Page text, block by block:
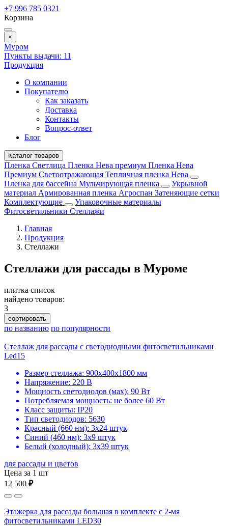
+7 996 785 0321
Корзина
×
Муром
Пункты выдачи: 11
Продукция
О компании
Покупателю
Как заказать
Доставка
Контакты
Вопрос-ответ
Блог
Каталог товаров
Пленка Светлица Пленка Нева премиум Пленка Нева
Премиум Светоотражающая Тепличная пленка Нева
Пленка для бассейна Мульчирующая пленка
Укрывной
материал Армированная пленка Агроспан Затеняющие сетки
Комплектующие
Упаковочные материалы
Фитосветильники Стеллажи
Главная
Продукция
Стеллажи
Стеллажи для рассады в Муроме
плитка список
найдено товаров:
3
сортировать
по названию по популярности
Стеллаж для рассады с светодиодными фитосветильниками
Led15
Размер стеллажа: 900х400х1800 мм
Напряжение: 220 В
Мощность светодиодов (мах): 90 Вт
Потребляемая мощность: не более 60 Вт
Класс защиты: IP20
Тип светодиодов: 5630
Красный (660 нм): 3х24 штук
Синий (460 нм): 3х9 штук
Белый (холодный): 3х39 штук
для рассады и цветов
Цена за 1 шт
12 500 ₽
Этажерка для рассады большая в комплекте с 2-мя
фитосветильниками LED30